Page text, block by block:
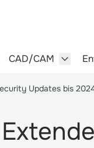
CAD/CAM
Updates bis